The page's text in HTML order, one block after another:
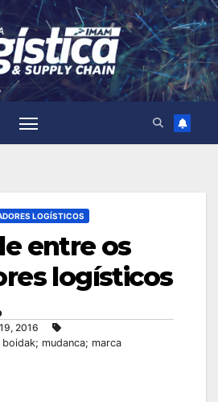
LOGÍSTICOS
entre os
logísticos
2016
mudanca; marca